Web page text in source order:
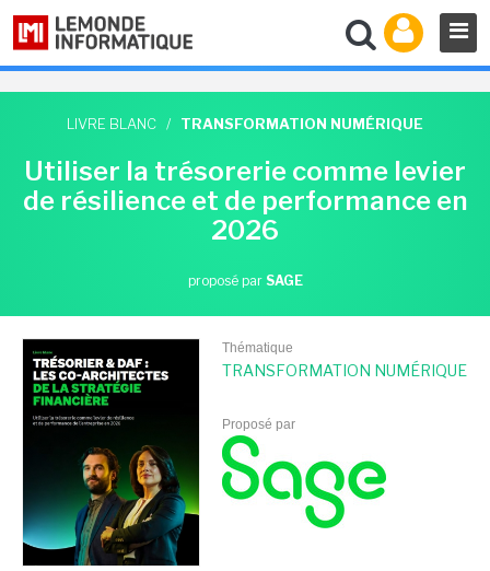
LIVRE BLANC / TRANSFORMATION NUMÉRIQUE
Utiliser la trésorerie comme levier
de résilience et de performance en
2026
proposé par SAGE
Thématique
TRANSFORMATION NUMÉRIQUE
Proposé par